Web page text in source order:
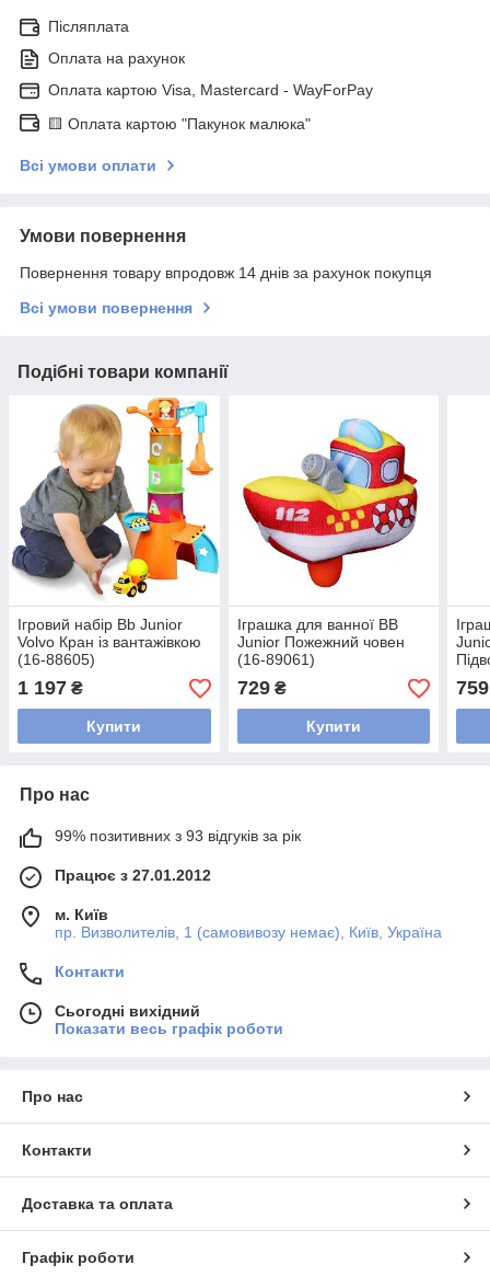
Післяплата
Оплата на рахунок
Оплата картою Visa, Mastercard - WayForPay
🟨 Оплата картою "Пакунок малюка"
Всі умови оплати
Умови повернення
Повернення товару впродовж 14 днів за рахунок покупця
Всі умови повернення
Подібні товари компанії
Ігровий набір Bb Junior
Volvo Кран із вантажівкою
(16-88605)
1 197 ₴
Купити
Іграшка для ванної BB
Junior Пожежний човен
(16-89061)
729₴
Купити
зі
759
Про нас
99% позитивних з 93 відгуків за рік
Працює з 27.01.2012
м. Київ
пр. Визволителів, 1 (самовивозу немає), Київ, Україна
Контакти
Сьогодні вихідний
Показати весь графік роботи
Про нас
Контакти
Доставка та оплата
Графік роботи